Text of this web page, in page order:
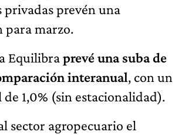
privadas prevén una
para marzo.
Equilibraprevé una suba de
interanual, con un
de 1,0% (sin estacionalidad).
sector agropecuario el